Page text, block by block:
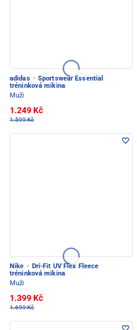
adidas · Sportswear Essential
tréninková mikina
Muži
1.249 Kč
1.599 Kč
Nike · Dri-Fit UV Flex Fleece
tréninková mikina
Muži
1.399 Kč
1.699 Kč